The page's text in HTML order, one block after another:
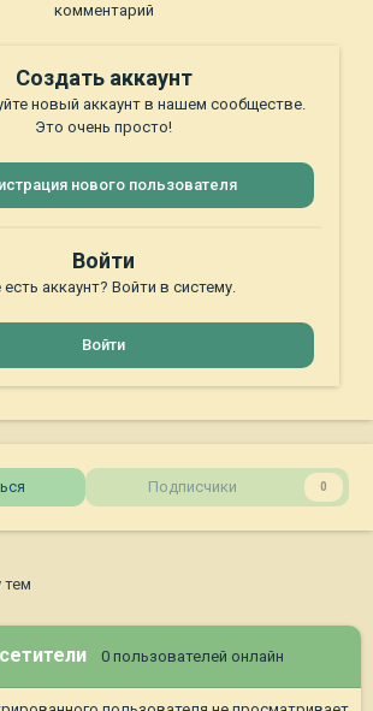
комментарий
Создать аккаунт
новый аккаунт в нашем сообществе.
Это очень просто!
нового пользователя
Войти
аккаунт? Войти в систему.
Войти
Подписчики 0
тем
0 пользователей онлайн